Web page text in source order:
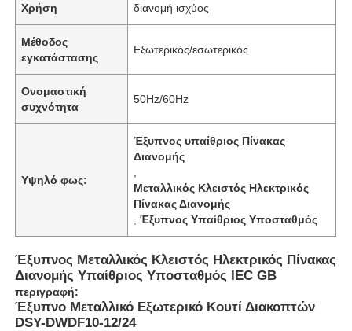
Χρήση διανομή ισχύος
Μέθοδος
εγκατάστασης
Εξωτερικός/εσωτερικός
Ονομαστική
συχνότητα
50Hz/60Hz
Υψηλό φως:
Έξυπνος υπαίθριος Πίνακας
Διανομής
Μεταλλικός Κλειστός Ηλεκτρικός
Πίνακας Διανομής
,Έξυπνος Υπαίθριος Υποσταθμός
Έξυπνος Μεταλλικός Κλειστός Ηλεκτρικός Πίνακας
Διανομής Υπαίθριος Υποσταθμός IEC GB
περιγραφή:
Έξυπνο Μεταλλικό Εξωτερικό Κουτί Διακοπτών
DSY-DWDF10-12/24